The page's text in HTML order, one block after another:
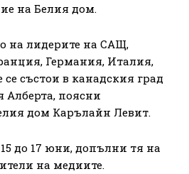
на Белия дом.
на лидерите на САЩ,
Германия, Италия,
състои в канадския град
Алберта, поясни
дом Карълайн Левит.
до 17 юни, допълни тя на
на медиите.